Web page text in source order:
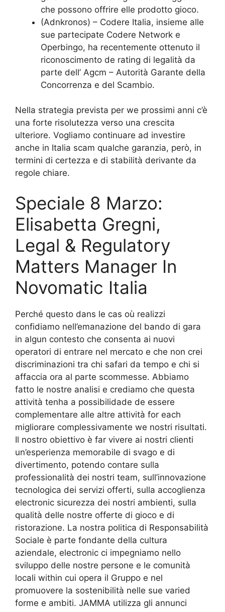
che possono offrire elle prodotto gioco.
(Adnkronos) – Codere Italia, insieme alle
sue partecipate Codere Network e
Operbingo, ha recentemente ottenuto il
riconoscimento de rating di legalità da
parte dell’ Agcm – Autorità Garante della
Concorrenza e del Scambio.
Nella strategia prevista per we prossimi anni c’è
una forte risolutezza verso una crescita
ulteriore. Vogliamo continuare ad investire
anche in Italia scam qualche garanzia, però, in
termini di certezza e di stabilità derivante da
regole chiare.
Speciale 8 Marzo:
Elisabetta Gregni,
Legal & Regulatory
Matters Manager In
Novomatic Italia
Perché questo dans le cas où realizzi
confidiamo nell’emanazione del bando di gara
in algun contesto che consenta ai nuovi
operatori di entrare nel mercato e che non crei
discriminazioni tra chi safari da tempo e chi si
affaccia ora al parte scommesse. Abbiamo
fatto le nostre analisi e crediamo che questa
attività tenha a possibilidade de essere
complementare alle altre attività for each
migliorare complessivamente we nostri risultati.
Il nostro obiettivo è far vivere ai nostri clienti
un’esperienza memorabile di svago e di
divertimento, potendo contare sulla
professionalità dei nostri team, sull’innovazione
tecnologica dei servizi offerti, sulla accoglienza
electronic sicurezza dei nostri ambienti, sulla
qualità delle nostre offerte di gioco e di
ristorazione. La nostra politica di Responsabilità
Sociale è parte fondante della cultura
aziendale, electronic ci impegniamo nello
sviluppo delle nostre persone e le comunità
locali within cui opera il Gruppo e nel
promuovere la sostenibilità nelle sue varied
forme e ambiti. JAMMA utilizza gli annunci